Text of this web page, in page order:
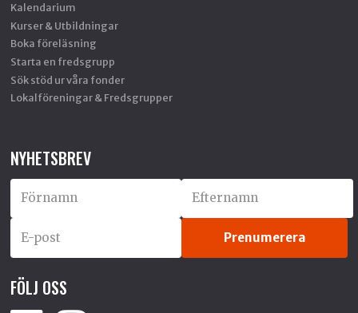
Kalendarium
Kurser & Utbildningar
Boka föreläsning
Starta en fredsgrupp
Sök stöd ur våra fonder
Lokalföreningar & Fredsgrupper
NYHETSBREV
FÖLJ OSS